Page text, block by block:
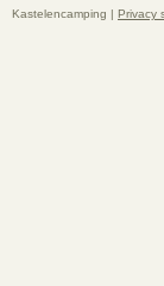
Kastelencamping | Privacy